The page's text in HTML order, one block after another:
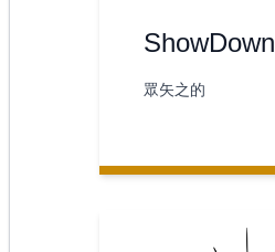
ShowDown
眾矢之的